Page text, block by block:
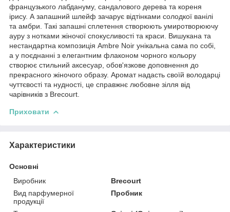
французького лабдануму, сандалового дерева та кореня
ірису. А запашний шлейф зачарує відтінками солодкої ванілі
та амбри. Такі запашні сплетення створюють умиротворюючу
ауру з нотками жіночої спокусливості та краси. Вишукана та
нестандартна композиція Ambre Noir унікальна сама по собі,
а у поєднанні з елегантним флаконом чорного кольору
створює стильний аксесуар, обов'язкове доповнення до
прекрасного жіночого образу. Аромат надасть своїй володарці
чуттєвості та нудності, це справжнє любовне зілля від
чарівників з Brecourt.
Приховати
Характеристики
Основні
Виробник
Brecourt
Вид парфумерної
продукції
Пробник